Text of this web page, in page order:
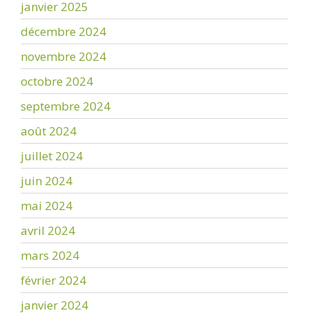
janvier 2025
décembre 2024
novembre 2024
octobre 2024
septembre 2024
août 2024
juillet 2024
juin 2024
mai 2024
avril 2024
mars 2024
février 2024
janvier 2024